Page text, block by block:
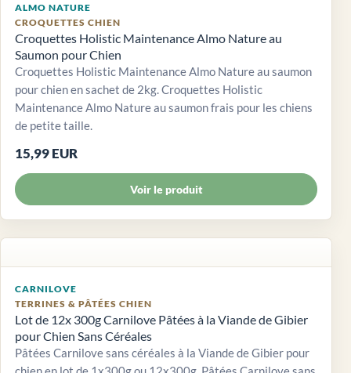
ALMO NATURE
CROQUETTES CHIEN
Croquettes Holistic Maintenance Almo Nature au
Saumon pour Chien
Croquettes Holistic Maintenance Almo Nature au saumon
pour chien en sachet de 2kg. Croquettes Holistic
Maintenance Almo Nature au saumon frais pour les chiens
de petite taille.
15,99 EUR
Voir le produit
CARNILOVE
TERRINES & PÂTÉES CHIEN
Lot de 12x 300g Carnilove Pâtées à la Viande de Gibier
pour Chien Sans Céréales
Pâtées Carnilove sans céréales à la Viande de Gibier pour